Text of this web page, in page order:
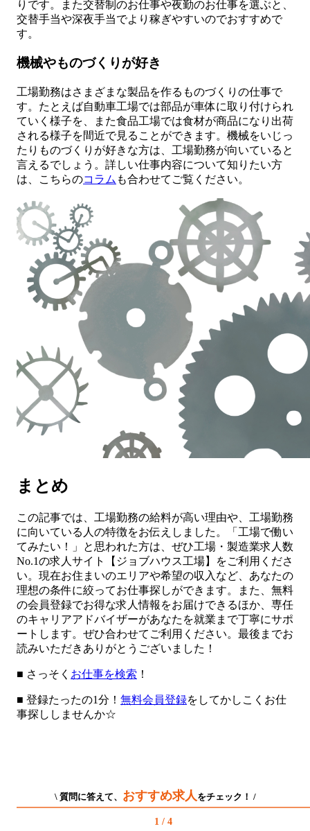
りです。また交替制のお仕事や夜勤のお仕事を選ぶと、
交替手当や深夜手当でより稼ぎやすいのでおすすめで
す。
機械やものづくりが好き
工場勤務はさまざまな製品を作るものづくりの仕事で
す。たとえば自動車工場では部品が車体に取り付けられ
ていく様子を、また食品工場では食材が商品になり出荷
される様子を間近で見ることができます。機械をいじっ
たりものづくりが好きな方は、工場勤務が向いていると
言えるでしょう。詳しい仕事内容について知りたい方
は、こちらのコラム も合わせてご覧ください。
まとめ
この記事では、工場勤務の給料が高い理由や、工場勤務
に向いている人の特徴をお伝えしました。「工場で働い
てみたい！」と思われた方は、ぜひ工場・製造業求人数
No.1の求人サイト【ジョブハウス工場】をご利用くださ
い。現在お住まいのエリアや希望の収入など、あなたの
理想の条件に絞ってお仕事探しができます。また、無料
の会員登録でお得な求人情報をお届けできるほか、専任
のキャリアアドバイザーがあなたを就業まで丁寧にサポ
ートします。ぜひ合わせてご利用ください。最後までお
読みいただきありがとうございました！
■ さっそく お仕事を検索 ！
■ 登録たったの1分！ 無料会員登録をしてかしこくお仕
事探ししませんか☆
\ 質問に答えて、 おすすめ求人をチェック！ /
1 / 4